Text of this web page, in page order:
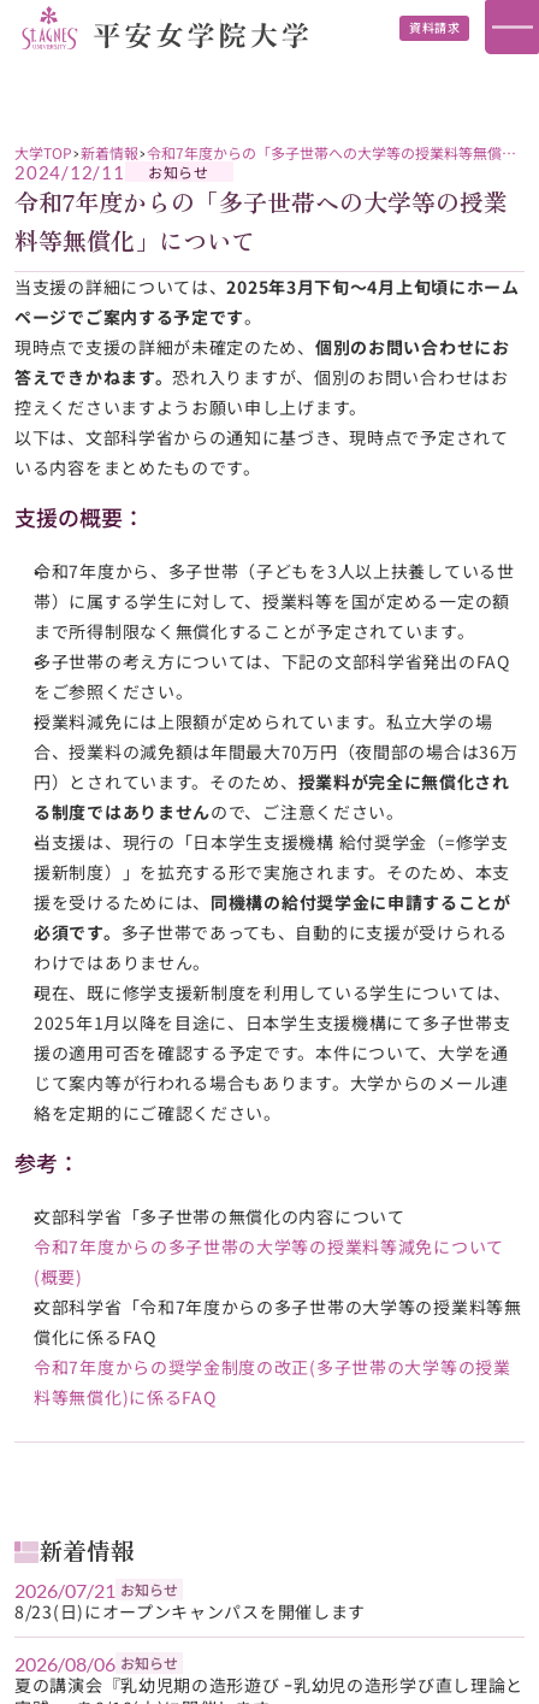
資料請求
大学TOP 新着情報 令和7年度からの「多子世帯への大学等の授業料等無償
化」について
2024/12/11 お知らせ
令和7年度からの「多子世帯への大学等の授業
料等無償化」について
当支援の詳細については、2025年3月下旬～4月上旬頃にホーム
ページでご案内する予定です。
現時点で支援の詳細が未確定のため、 個別のお問い合わせにお
答えできかねます。恐れ入りますが、個別のお問い合わせはお
控えくださいますようお願い申し上げます。
以下は、文部科学省からの通知に基づき、現時点で予定されて
いる内容をまとめたものです。
支援の概要：
令和7年度から、多子世帯（子どもを3人以上扶養している世
帯）に属する学生に対して、授業料等を国が定める一定の額
まで所得制限なく無償化することが予定されています。
多子世帯の考え方については、下記の文部科学省発出のFAQ
をご参照ください。
授業料減免には上限額が定められています。私立大学の場
合、授業料の減免額は年間最大70万円（夜間部の場合は36万
円）とされています。そのため、 授業料が完全に無償化され
る制度ではありませんので、ご注意ください。
当支援は、現行の「日本学生支援機構 給付奨学金（=修学支
援新制度）」を拡充する形で実施されます。そのため、本支
援を受けるためには、 同機構の給付奨学金に申請することが
必須です。 多子世帯であっても、自動的に支援が受けられる
わけではありません。
現在、既に修学支援新制度を利用している学生については、
2025年1月以降を目途に、日本学生支援機構にて多子世帯支
援の適用可否を確認する予定です。本件について、大学を通
じて案内等が行われる場合もあります。大学からのメール連
絡を定期的にご確認ください。
参考：
文部科学省「多子世帯の無償化の内容について
令和7年度からの多子世帯の大学等の授業料等減免について
(概要)
文部科学省「令和7年度からの多子世帯の大学等の授業料等無
償化に係るFAQ
令和7年度からの奨学金制度の改正(多子世帯の大学等の授業
料等無償化)に係るFAQ
新着情報
2026/07/21 お知らせ
8/23(日)にオープンキャンパスを開催します
2026/08/06 お知らせ
夏の講演会『乳幼児期の造形遊び ｰ乳幼児の造形学び直し理論と